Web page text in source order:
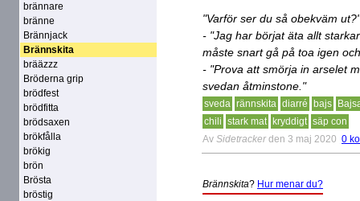
brännare
bränne
Brännjack
Brännskita
brääzzz
Bröderna grip
brödfest
brödfitta
brödsaxen
brökfålla
brökig
brön
Brösta
bröstig
"Varför ser du så obekväm ut?"
- "Jag har börjat äta allt
måste snart gå på toa igen
- "Prova att smörja in arselet
svedan åtminstone."
sveda rännskita diarré bajs
chili stark mat kryddigt säp con
Av Sidetracker den 3 maj 2020 0
Brännskita? Hur menar du?